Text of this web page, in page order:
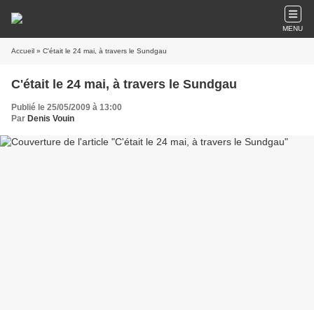
MENU
Accueil » C'était le 24 mai, à travers le Sundgau
C'était le 24 mai, à travers le Sundgau
Publié le 25/05/2009 à 13:00
Par Denis Vouin